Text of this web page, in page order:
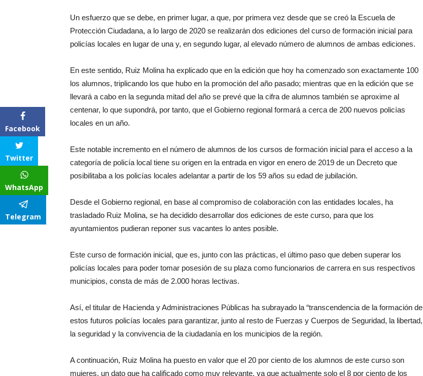
aumentar
o
disminuir
volumen.
Un esfuerzo que se debe, en primer lugar, a que, por primera vez desde que se creó la Escuela de
Protección Ciudadana, a lo largo de 2020 se realizarán dos ediciones del curso de formación inicial para
policías locales en lugar de una y, en segundo lugar, al elevado número de alumnos de ambas ediciones.
En este sentido, Ruiz Molina ha explicado que en la edición que hoy ha comenzado son exactamente 100
los alumnos, triplicando los que hubo en la promoción del año pasado; mientras que en la edición que se
llevará a cabo en la segunda mitad del año se prevé que la cifra de alumnos también se aproxime al
centenar, lo que supondrá, por tanto, que el Gobierno regional formará a cerca de 200 nuevos policías
locales en un año.
Este notable incremento en el número de alumnos de los cursos de formación inicial para el acceso a la
categoría de policía local tiene su origen en la entrada en vigor en enero de 2019 de un Decreto que
posibilitaba a los policías locales adelantar a partir de los 59 años su edad de jubilación.
Desde el Gobierno regional, en base al compromiso de colaboración con las entidades locales, ha
trasladado Ruiz Molina, se ha decidido desarrollar dos ediciones de este curso, para que los
ayuntamientos pudieran reponer sus vacantes lo antes posible.
Este curso de formación inicial, que es, junto con las prácticas, el último paso que deben superar los
policías locales para poder tomar posesión de su plaza como funcionarios de carrera en sus respectivos
municipios, consta de más de 2.000 horas lectivas.
Así, el titular de Hacienda y Administraciones Públicas ha subrayado la “transcendencia de la formación de
estos futuros policías locales para garantizar, junto al resto de Fuerzas y Cuerpos de Seguridad, la libertad,
la seguridad y la convivencia de la ciudadanía en los municipios de la región.
A continuación, Ruiz Molina ha puesto en valor que el 20 por ciento de los alumnos de este curso son
mujeres, un dato que ha calificado como muy relevante, ya que actualmente solo el 8 por ciento de los
Facebook
Twitter
WhatsApp
Telegram